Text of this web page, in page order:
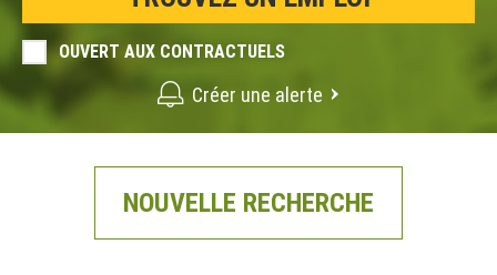
OUVERT AUX CONTRACTUELS
Créer une alerte
NOUVELLE RECHERCHE